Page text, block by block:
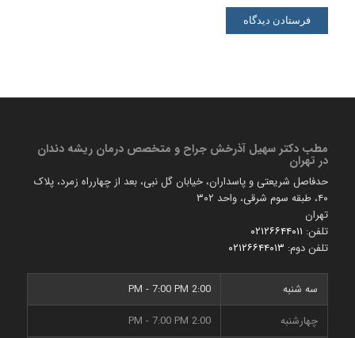
مطب دكتر سهیل آذرخش جراح و متخصص درمان ریشه دندان
در تهران
حدفاصل شریعتی و پاسداران، خیابان گل نبی، بعد از چهارراه زمرد، پلاک
۴۰، طبقه سوم شرقی، واحد ۳۰۲
تهران
تلفن: ۰۲۱۲۶۶۴۴۰۱۱
تلفن دوم: ۰۲۱۲۶۶۴۴۰۱۳
سه شنبه
2:00 PM - 7:00 PM
چهارشنبه
2:00 PM - 7:00 PM